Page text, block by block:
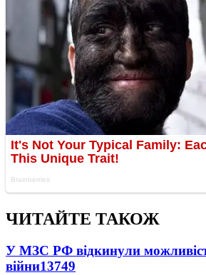
ЧИТАЙТЕ ТАКОЖ
У МЗС РФ відкинули
війни13749